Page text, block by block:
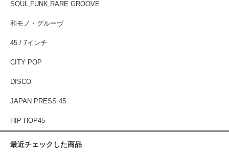
SOUL,FUNK,RARE GROOVE
和モノ・グルーヴ
45 / 7インチ
CITY POP
DISCO
JAPAN PRESS 45
HIP HOP45
最近チェックした商品